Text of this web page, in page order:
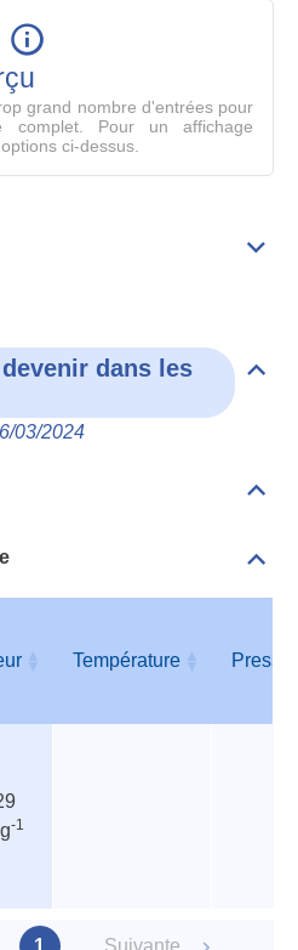
grand nombre d'entrées pour
complet. Pour un affichage
ci-dessus.
dans les
03/2024
les
Température
-1
1 Suivante